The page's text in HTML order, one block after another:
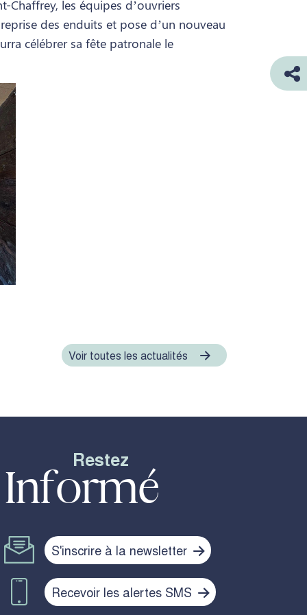
Chaffrey, les équipes d’ouvriers
des enduits et pose d’un nouveau
célébrer sa fête patronale le
Voir toutes les actualités
Restez
Informé
S'inscrire à la newsletter
Recevoir les alertes SMS